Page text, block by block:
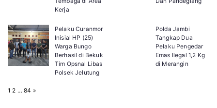
Kerja
Pelaku Curanmor
Inisial HP (25)
Warga Bungo
Berhasil di Bekuk
Tim Opsnal Libas
Polsek Jelutung
Polda Jambi
Tangkap Dua
Pelaku Pengedar
Emas Ilegal 1,2 Kg
di Merangin
P1 2 … 84 N
»